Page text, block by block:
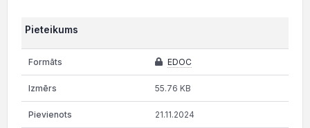
Pieteikums
EDOC
55.76 KB
21.11.2024